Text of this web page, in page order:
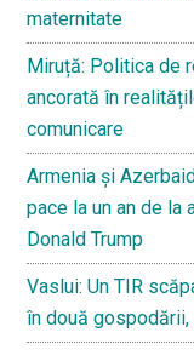
maternitate
Miruță: Politica de
ancorată în
comunicare
Armenia și
pace la un an de la
Donald Trump
Vaslui: Un TIR
în două